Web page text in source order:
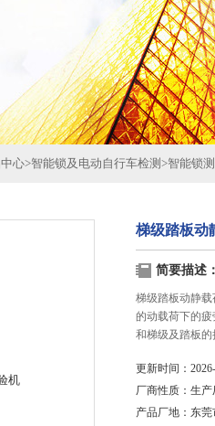
心>智能锁及电动自行车检测 >智能锁
梯级踏板动
简要描述：
梯级踏板动静
的动载荷下的
和梯级及踏板的
更新时间：
厂商性质： 生产
产品厂地： 东莞